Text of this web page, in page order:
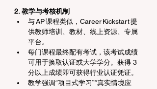
2. 教学与考核机制
与 AP 课程类似，Career Kickstart 提
供教师培训、教材、线上资源、专属
平台。
每门课程最终配有考试，该考试成绩
可用于换取认证或大学学分。获得 3
分以上成绩即可获得行业认证凭证。
教学强调“项目式学习”“真实情境应